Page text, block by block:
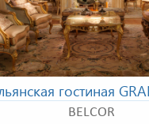
гостиная
BELCOR